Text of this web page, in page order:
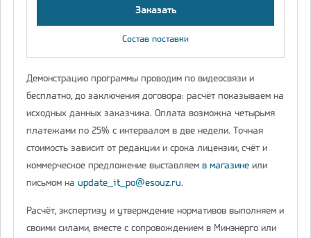
Заказать
Состав поставки
Демонстрацию программы проводим по видеосвязи и
бесплатно, до заключения договора: расчёт показываем на
исходных данных заказчика. Оплата возможна четырьмя
платежами по 25% с интервалом в две недели. Точная
стоимость зависит от редакции и срока лицензии, счёт и
коммерческое предложение выставляем в магазине или
письмом на update_it_po@esouz.ru.
Расчёт, экспертизу и утверждение нормативов выполняем и
своими силами, вместе с сопровождением в Минэнерго или